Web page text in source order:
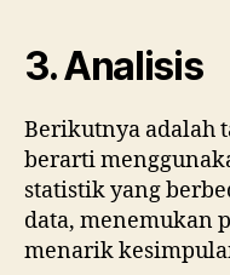
3. Analisis
Berikutnya adalah
berarti
statistik yang
data, menemukan
menarik